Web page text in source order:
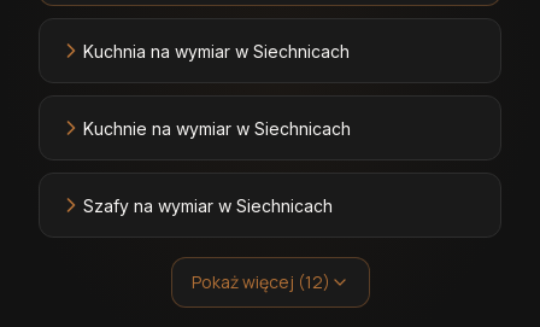
Kuchnia na wymiar w Siechnicach
Kuchnie na wymiar w Siechnicach
Szafy na wymiar w Siechnicach
Pokaż więcej (12)